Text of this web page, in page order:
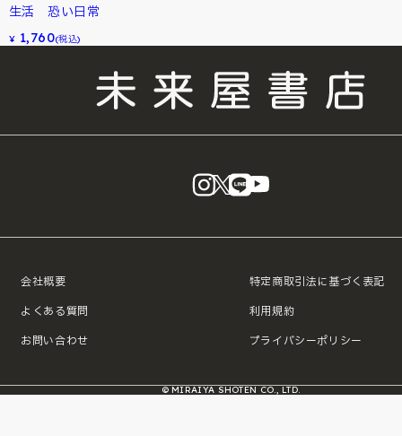
生活 恐い日常
¥ 1,760(税込)
instagram
X LINE
会社概要
よくある質問
お問い合わせ
特定商取引法に基づく表記
利用規約
プライバシーポリシー
© MIRAIYA SHOTEN CO., LTD.